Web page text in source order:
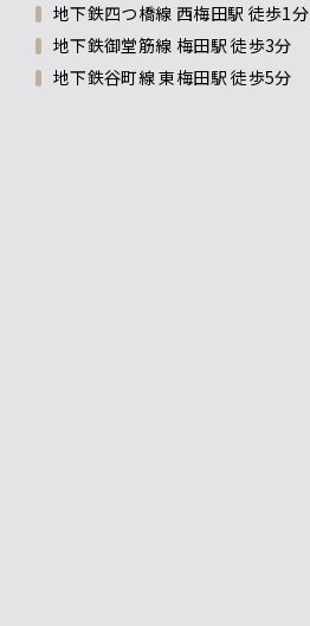
地下鉄四つ橋線 西梅田駅 徒歩1分
地下鉄御堂筋線 梅田駅 徒歩3分
地下鉄谷町線 東梅田駅 徒歩5分